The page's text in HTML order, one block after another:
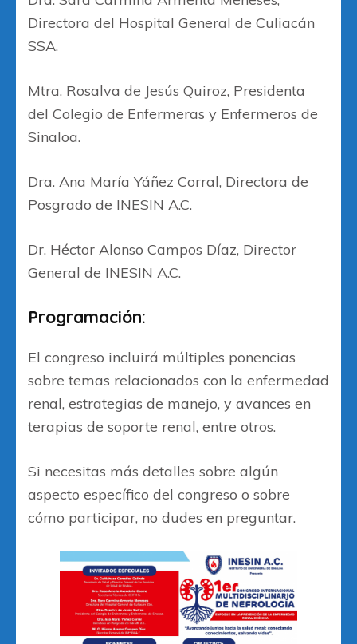
Directora del Hospital General de Culiacán
SSA.
Mtra. Rosalva de Jesús Quiroz, Presidenta
del Colegio de Enfermeras y Enfermeros de
Sinaloa.
Dra. Ana María Yáñez Corral, Directora de
Posgrado de INESIN A.C.
Dr. Héctor Alonso Campos Díaz, Director
General de INESIN A.C.
Programación:
El congreso incluirá múltiples ponencias
sobre temas relacionados con la enfermedad
renal, estrategias de manejo, y avances en
terapias de soporte renal, entre otros.
Si necesitas más detalles sobre algún
aspecto específico del congreso o sobre
cómo participar, no dudes en preguntar.